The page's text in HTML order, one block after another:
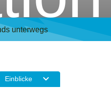
unterwegs
Einblicke